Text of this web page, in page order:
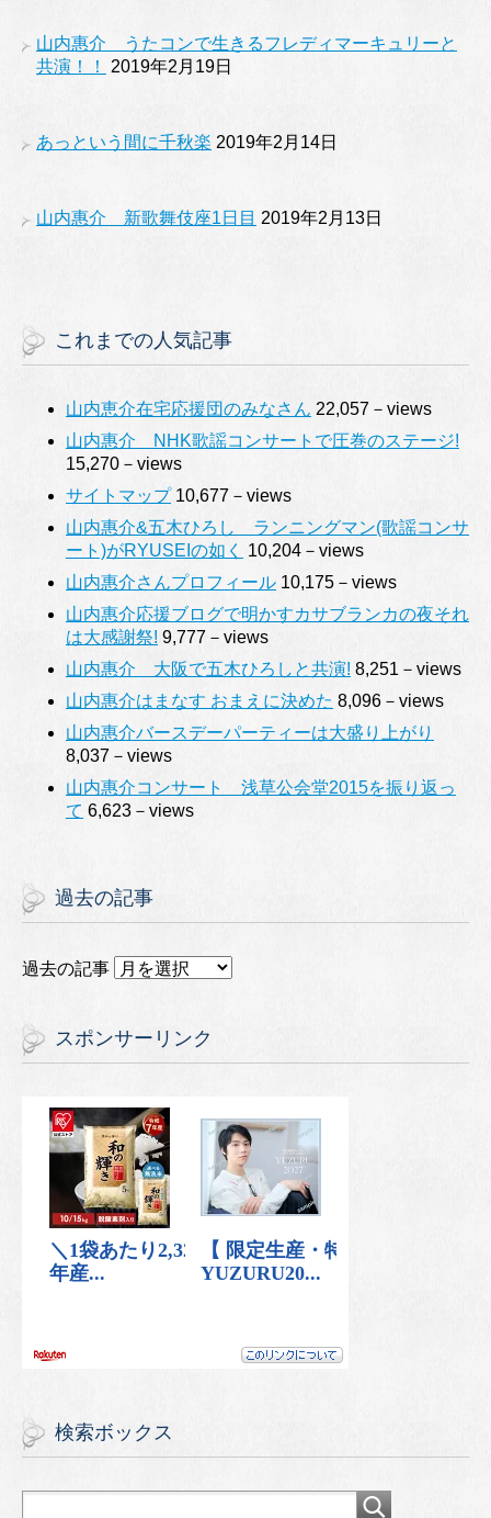
山内惠介 うたコンで生きるフレディマーキュリーと
共演！！
2019年2月19日
あっという間に千秋楽 2019年2月14日
山内惠介 新歌舞伎座1日目 2019年2月13日
これまでの人気記事
山内恵介在宅応援団のみなさん 22,057－views
山内惠介 NHK歌謡コンサートで圧巻のステージ!
15,270－views
サイトマップ10,677－views
山内惠介&五木ひろし ランニングマン(歌謡コンサ
ート)がRYUSEIの如く
10,204－views
山内惠介さんプロフィール 10,175－views
山内惠介応援ブログで明かすカサブランカの夜それ
は大感謝祭! 9,777－views
山内惠介 大阪で五木ひろしと共演! 8,251－views
山内惠介はまなす おまえに決めた 8,096－views
山内惠介バースデーパーティーは大盛り上がり
8,037－views
山内惠介コンサート 浅草公会堂2015を振り返っ
て 6,623－views
過去の記事
過去の記事
スポンサーリンク
検索ボックス